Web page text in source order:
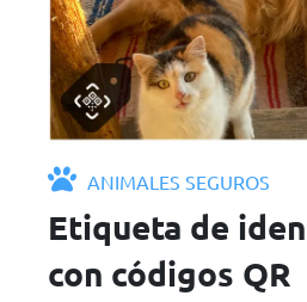
ANIMALES SEGUROS
Etiqueta de
con códigos QR